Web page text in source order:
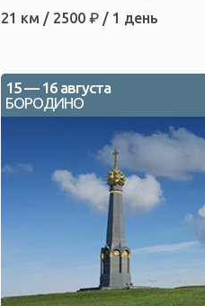
21 км / 2500 ₽ / 1 день
15 — 16 августа
БОРОДИНО